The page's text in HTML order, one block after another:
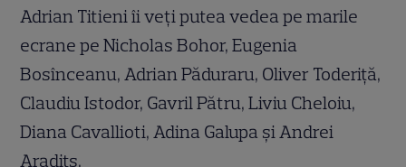
Adrian Titieni îi veți putea vedea pe marile
ecrane pe Nicholas Bohor, Eugenia
Bosînceanu, Adrian Păduraru, Oliver Toderiță,
Claudiu Istodor, Gavril Pătru, Liviu Cheloiu,
Diana Cavallioti, Adina Galupa și Andrei
Aradits.